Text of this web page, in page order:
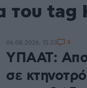
tag
ΥΠΑΑΤ:
σε
06.08.2026, 15:33 4